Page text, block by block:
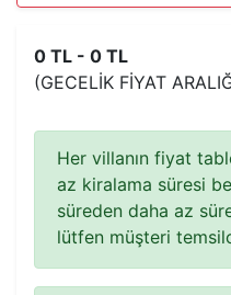
0 TL - 0 TL
(GECELIK FIYAT
Her villanın fiyat
az kiralama süresi
süreden daha az
lütfen müşteri